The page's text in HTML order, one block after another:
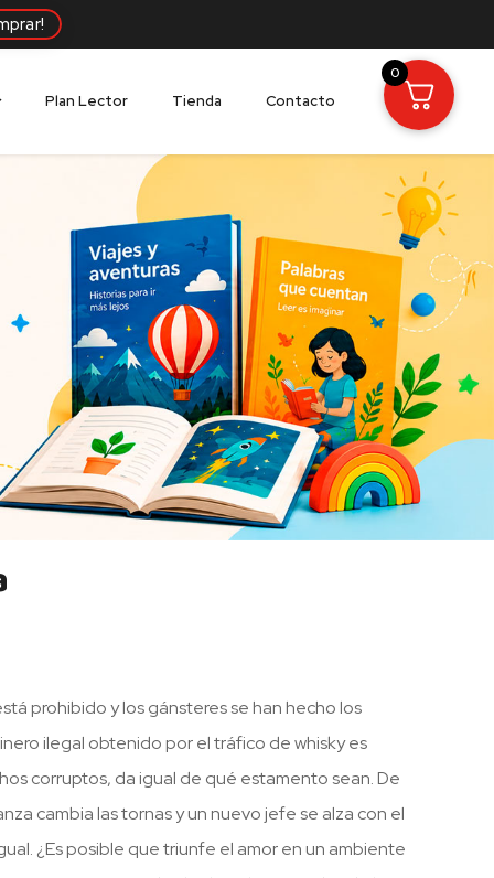
Plan Lector Tienda Contacto
prohibido y los gánsteres se han hecho los
ilegal obtenido por el tráfico de whisky es
corruptos, da igual de qué estamento sean. De
cambia las tornas y un nuevo jefe se alza con el
¿Es posible que triunfe el amor en un ambiente
0